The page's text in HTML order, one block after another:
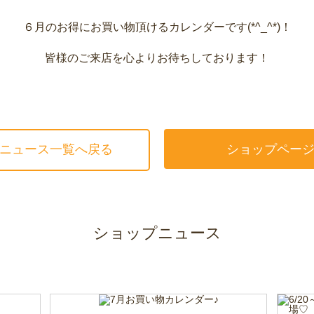
６月のお得にお買い物頂けるカレンダーです(*^_^*)！
皆様のご来店を心よりお待ちしております！
ュース一覧へ戻る ショップペー
ショップニュース